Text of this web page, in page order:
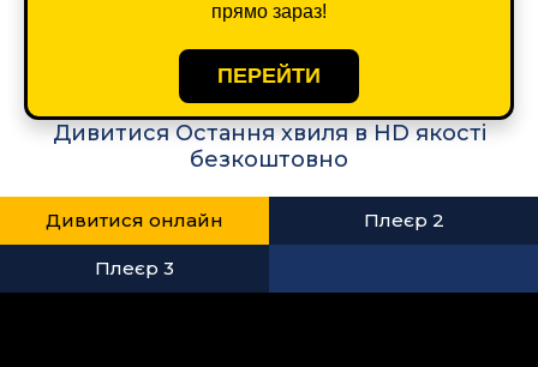
прямо зараз!
ПЕРЕЙТИ
Дивитися Остання хвиля в HD якості
безкоштовно
Дивитися онлайн Плеєр 2
Плеєр 3